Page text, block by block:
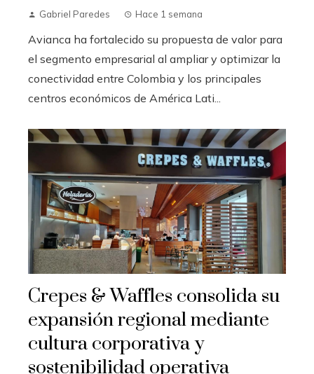
Gabriel Paredes Hace 1 semana
Avianca ha fortalecido su propuesta de valor para
el segmento empresarial al ampliar y optimizar la
conectividad entre Colombia y los principales
centros económicos de América Lati...
Crepes & Waffles consolida su
expansión regional mediante
cultura corporativa y
sostenibilidad operativa